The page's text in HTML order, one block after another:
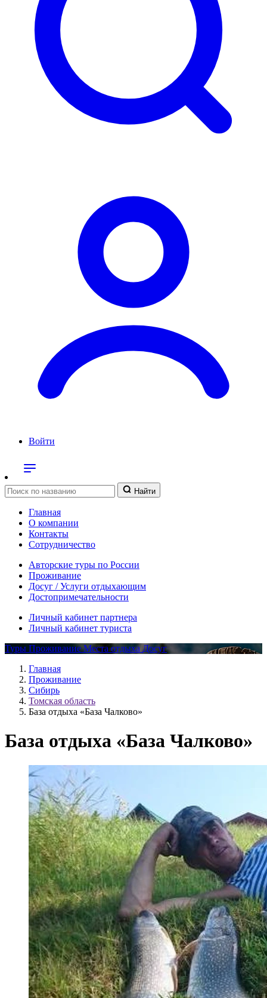
Войти
Найти
Главная
О компании
Контакты
Сотрудничество
Авторские туры по России
Проживание
Досуг / Услуги отдыхающим
Достопримечательности
Личный кабинет партнера
Личный кабинет туриста
Туры ПроживаниеМеста отдыха Досуг
Главная
Проживание
Сибирь
Томская область
База отдыха «База Чалково»
База отдыха «База Чалково»